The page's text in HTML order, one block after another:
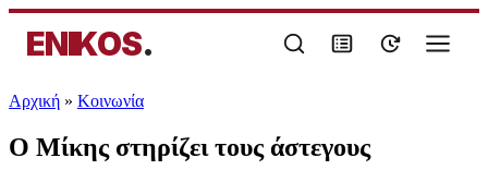
ENIKOS.
Αρχική » Κοινωνία
Ο Μίκης στηρίζει τους άστεγους